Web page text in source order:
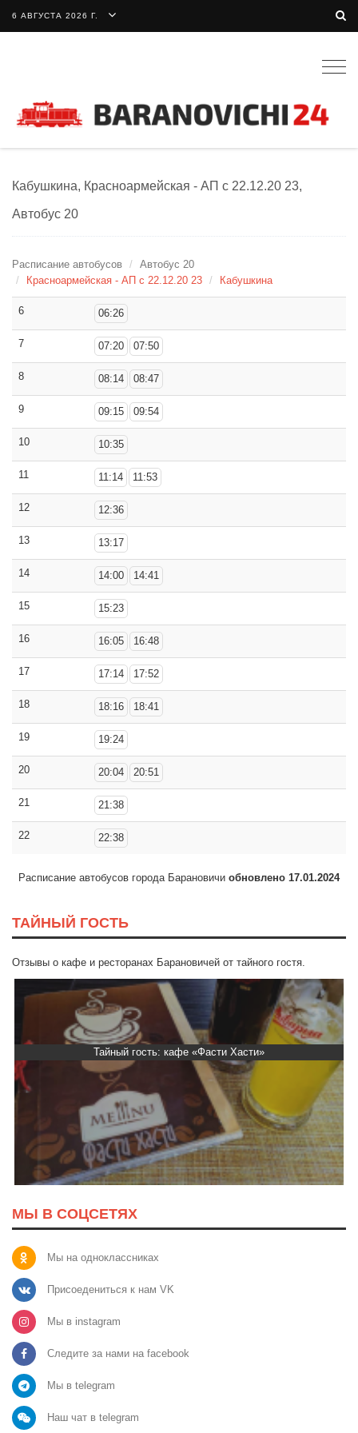
6 АВГУСТА 2026 Г.
Кабушкина, Красноармейская - АП с 22.12.20 23,
Автобус 20
Расписание автобусов
Автобус 20
Красноармейская - АП с 22.12.20 23
Кабушкина
6 06:26
7 07:20 07:50
8 08:14 08:47
9 09:15 09:54
10 10:35
11 11:14 11:53
12 12:36
13 13:17
14 14:00 14:41
15 15:23
16 16:05 16:48
17 17:14 17:52
18 18:16 18:41
19 19:24
20 20:04 20:51
21 21:38
22 22:38
Расписание автобусов города Барановичи обновлено 17.01.2024
ТАЙНЫЙ ГОСТЬ
Отзывы о кафе и ресторанах Барановичей от тайного гостя.
Тайный гость: кафе «Фасти Хасти»
МЫ В СОЦСЕТЯХ
Мы на одноклассниках
Присоедениться к нам VK
Мы в instagram
Следите за нами на facebook
Мы в telegram
Наш чат в telegram